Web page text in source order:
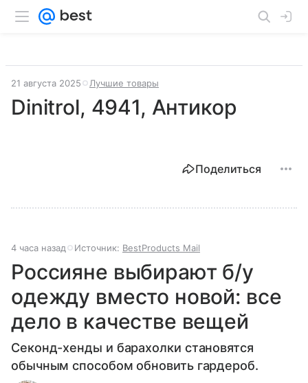
21 августа 2025 Лучшие товары
Dinitrol, 4941, Антикор
Поделиться
4 часа назад Источник: BestProducts Mail
Россияне выбирают б/у
одежду вместо новой: все
дело в качестве вещей
Секонд-хенды и барахолки становятся
обычным способом обновить гардероб.